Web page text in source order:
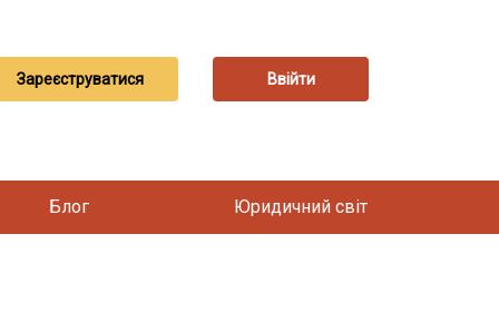
Зареєструватися Ввійти
Блог Юридичний світ